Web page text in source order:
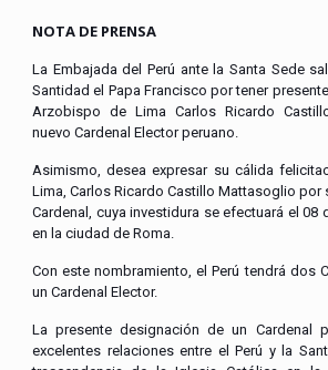
NOTA DE PRENSA
La Embajada del Perú ante la Santa Sede
Santidad el Papa Francisco por tener
Arzobispo de Lima Carlos Ricardo
nuevo Cardenal Elector peruano.
Asimismo, desea expresar su cálida
Lima, Carlos Ricardo Castillo Mattasoglio
Cardenal, cuya investidura se efectuará el 08
en la ciudad de Roma.
Con este nombramiento, el Perú tendrá dos
un Cardenal Elector.
La presente designación de un Cardenal
excelentes relaciones entre el Perú y la